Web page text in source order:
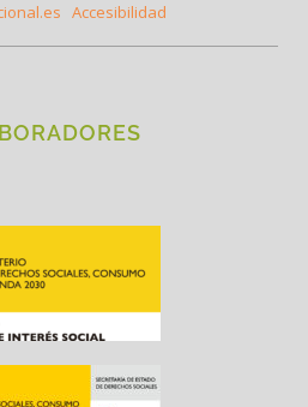
Accesibilidad